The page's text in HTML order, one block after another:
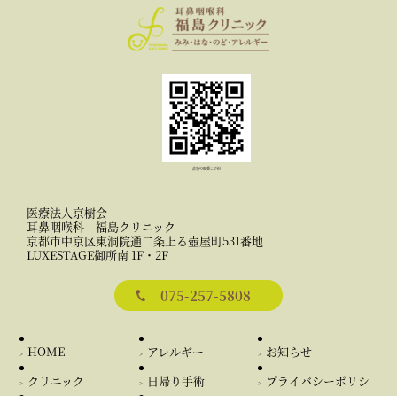
診察の順番ご予約
医療法人京樹会
耳鼻咽喉科 福島クリニック
京都市中京区東洞院通二条上る壺屋町531番地
LUXESTAGE御所南 1F・2F
075-257-5808
HOME
クリニック
アレルギー
日帰り手術
お知らせ
プライバシーポリシ